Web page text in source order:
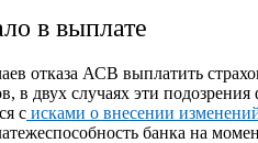
в выплате
отказа АСВ выплатить
в двух случаях эти
с исками о внесении
банка на